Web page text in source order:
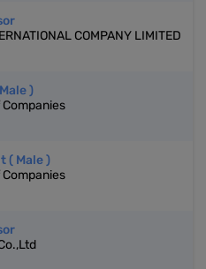
COMPANY LIMITED
)
( Male )